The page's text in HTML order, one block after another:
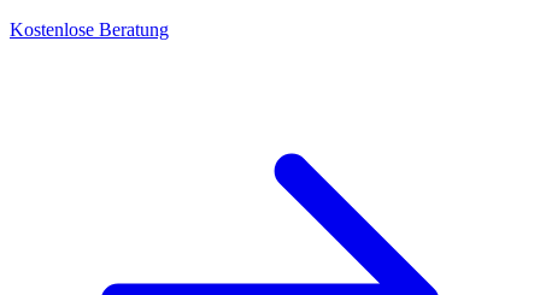
Kostenlose Beratung